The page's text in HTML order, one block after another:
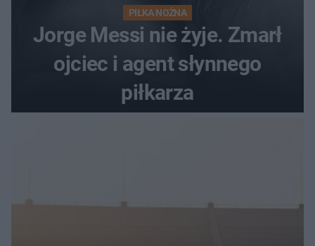
PIŁKA NOŻNA
Jorge Messi nie żyje. Zmarł
ojciec i agent słynnego
piłkarza